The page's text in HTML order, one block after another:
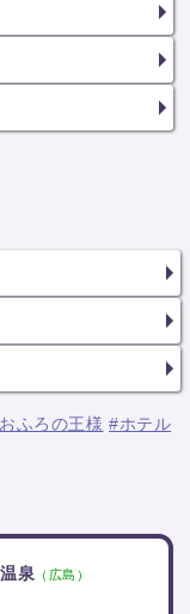
ふろの王様 #ホテル
泉 （広島）